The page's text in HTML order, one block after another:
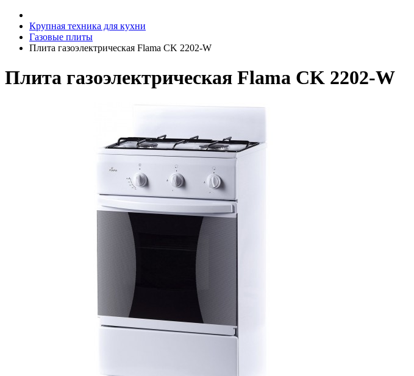
Крупная техника для кухни
Газовые плиты
Плита газоэлектрическая Flama CK 2202-W
Плита газоэлектрическая Flama CK 2202-W